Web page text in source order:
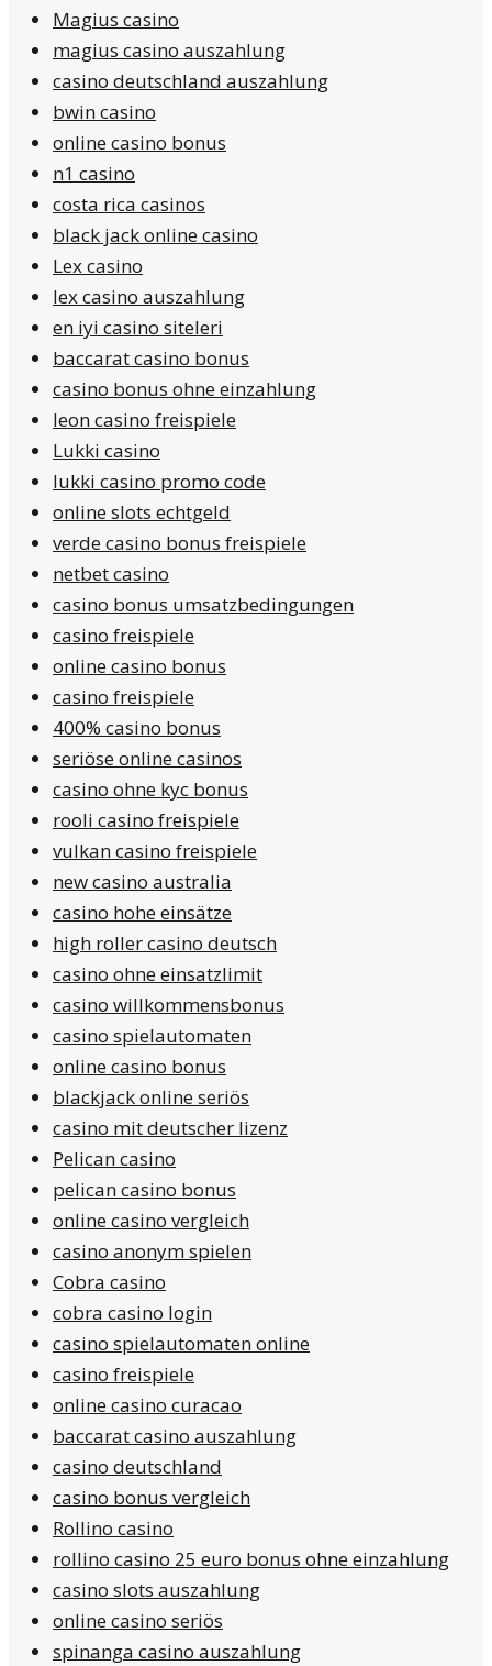
Magius casino
magius casino auszahlung
casino deutschland auszahlung
bwin casino
online casino bonus
n1 casino
costa rica casinos
black jack online casino
Lex casino
lex casino auszahlung
en iyi casino siteleri
baccarat casino bonus
casino bonus ohne einzahlung
leon casino freispiele
Lukki casino
lukki casino promo code
online slots echtgeld
verde casino bonus freispiele
netbet casino
casino bonus umsatzbedingungen
casino freispiele
online casino bonus
casino freispiele
400% casino bonus
seriöse online casinos
casino ohne kyc bonus
rooli casino freispiele
vulkan casino freispiele
new casino australia
casino hohe einsätze
high roller casino deutsch
casino ohne einsatzlimit
casino willkommensbonus
casino spielautomaten
online casino bonus
blackjack online seriös
casino mit deutscher lizenz
Pelican casino
pelican casino bonus
online casino vergleich
casino anonym spielen
Cobra casino
cobra casino login
casino spielautomaten online
casino freispiele
online casino curacao
baccarat casino auszahlung
casino deutschland
casino bonus vergleich
Rollino casino
rollino casino 25 euro bonus ohne einzahlung
casino slots auszahlung
online casino seriös
spinanga casino auszahlung